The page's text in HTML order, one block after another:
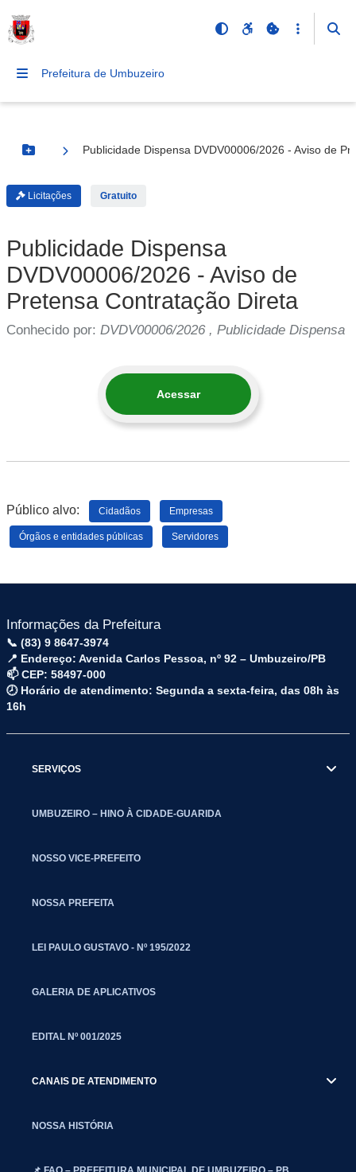
Prefeitura de Umbuzeiro
Botão Menu
Publicidade Dispensa DVDV00006/2026 - Aviso de
Licitações Gratuito
Publicidade Dispensa
DVDV00006/2026 - Aviso de
Pretensa Contratação Direta
Conhecido por: DVDV00006/2026 , Publicidade Dispensa
Acessar
Público alvo: Cidadãos Empresas
Órgãos e entidades públicas Servidores
Informações da Prefeitura
📞 (83) 9 8647-3974
📍 Endereço: Avenida Carlos Pessoa, nº 92 – Umbuzeiro/PB
📫 CEP: 58497-000
🕗 Horário de atendimento: Segunda a sexta-feira, das 08h às
16h
SERVIÇOS
UMBUZEIRO – HINO À CIDADE-GUARIDA
NOSSO VICE-PREFEITO
NOSSA PREFEITA
LEI PAULO GUSTAVO - Nº 195/2022
GALERIA DE APLICATIVOS
EDITAL Nº 001/2025
CANAIS DE ATENDIMENTO
NOSSA HISTÓRIA